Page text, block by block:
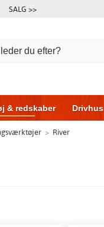
SALG >>
& redskaber Drivhus
& garage Hus & byg
> River